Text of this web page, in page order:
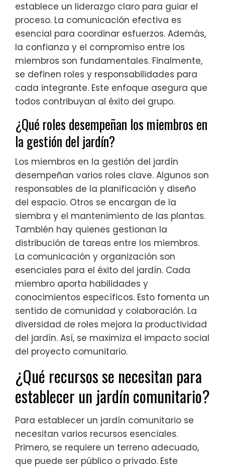
establece un liderazgo claro para guiar el
proceso. La comunicación efectiva es
esencial para coordinar esfuerzos. Además,
la confianza y el compromiso entre los
miembros son fundamentales. Finalmente,
se definen roles y responsabilidades para
cada integrante. Este enfoque asegura que
todos contribuyan al éxito del grupo.
¿Qué roles desempeñan los miembros en
la gestión del jardín?
Los miembros en la gestión del jardín
desempeñan varios roles clave. Algunos son
responsables de la planificación y diseño
del espacio. Otros se encargan de la
siembra y el mantenimiento de las plantas.
También hay quienes gestionan la
distribución de tareas entre los miembros.
La comunicación y organización son
esenciales para el éxito del jardín. Cada
miembro aporta habilidades y
conocimientos específicos. Esto fomenta un
sentido de comunidad y colaboración. La
diversidad de roles mejora la productividad
del jardín. Así, se maximiza el impacto social
del proyecto comunitario.
¿Qué recursos se necesitan para
establecer un jardín comunitario?
Para establecer un jardín comunitario se
necesitan varios recursos esenciales.
Primero, se requiere un terreno adecuado,
que puede ser público o privado. Este